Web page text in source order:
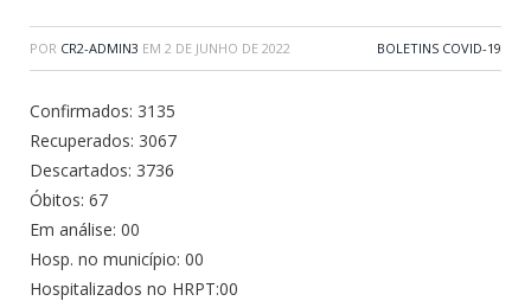
POR CR2-ADMIN3 EM 2 DE JUNHO DE 2022 BOLETINS COVID-19
Confirmados: 3135
Recuperados: 3067
Descartados: 3736
Óbitos: 67
Em análise: 00
Hosp. no município: 00
Hospitalizados no HRPT:00